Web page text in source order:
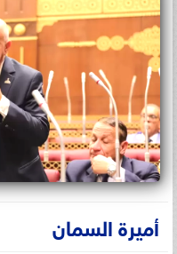
أميرة السمان